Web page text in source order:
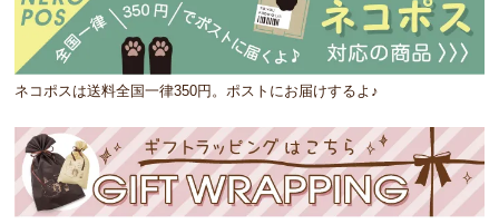
ネコポスは送料全国一律350円。ポストにお届けするよ♪